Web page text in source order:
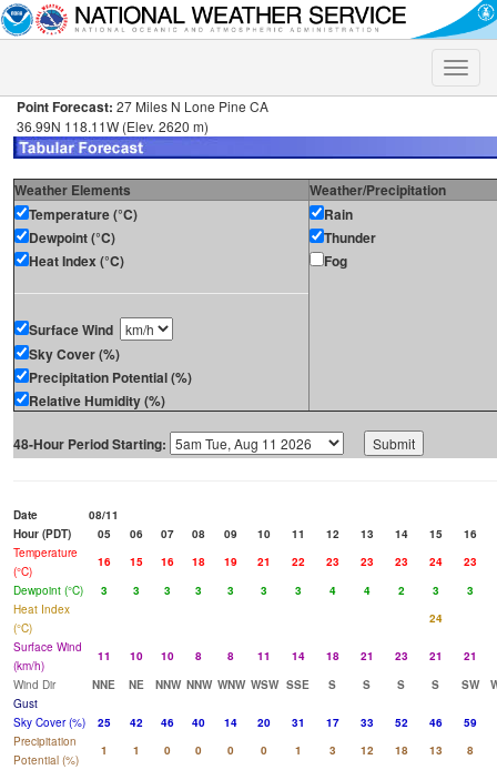
Toggle
Point Forecast: 27 Miles N Lone Pine CA
36.99N 118.11W (Elev. 2620 m)
Weather Elements
Weather/Precipitation
Temperature (°C)
Dewpoint (°C)
Heat Index (°C)
Surface Wind
Sky Cover (%)
Precipitation Potential (%)
Relative Humidity (%)
Rain
Thunder
Fog
48-Hour Period Starting:
Date
08/11
Hour (PDT)
05 06 07 08 09 10 11 12 13 14 15
16
Temperature
(°C)
16 15 16 18 19 21 22 23 23 23 24
23
Dewpoint (°C)
3 3 3 3 3 3 3 4 4 2 3
3
Heat Index
(°C)
24
Surface Wind
(km/h)
11 10 10 8 8 11 14 18 21 23 21
21
Wind Dir
NNE NE NNW NNW WNW WSW SSE S S S S SW
Gust
Sky Cover (%)
25 42 46 40 14 20 31 17 33 52 46
59
Precipitation
Potential (%)
1 1 0 0 0 0 1 3 12 18 13
8